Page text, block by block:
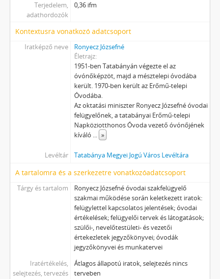
Terjedelem,
adathordozók
0,36 ifm
Kontextusra vonatkozó adatcsoport
Iratképző neve
Ronyecz Józsefné
Életrajz
1951-ben Tatabányán végezte el az
óvónőképzöt, majd a mésztelepi óvodába
került. 1970-ben került az Erőmű-telepi
Óvodába.
Az oktatási miniszter Ronyecz Józsefné óvodai
felügyelőnek, a tatabányai Erőmű-telepi
Napköziotthonos Óvoda vezető óvónőjének
kíváló ... »
Levéltár Tatabánya Megyei Jogú Város Levéltára
A tartalomra és a szerkezetre vonatkozóadatcsoport
Tárgy és tartalom
Ronyecz Józsefné óvodai szakfelügyelő
szakmai működése során keletkezett iratok:
felügylettel kapcsolatos jelentések; óvodai
értékelések; felügyelői tervek és látogatások;
szülői-, nevelőtestületi- és vezetői
értekezletek jegyzőkönyvei; óvodák
jegyzőkönyvei és munkatervei
Iratértékelés,
selejtezés, tervezés
Átlagos állapotú iratok, selejtezés nincs
terveben